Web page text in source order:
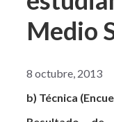
Medio
8 octubre, 2013
b) Técnica